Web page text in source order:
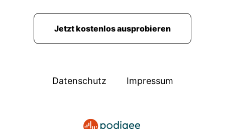
Jetzt kostenlos ausprobieren
Datenschutz Impressum